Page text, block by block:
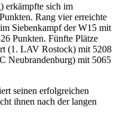
erkämpfte sich im
Rang vier erreichte
Siebenkampf der W15 mit
Punkten. Fünfte Plätze
(1. LAV Rostock) mit 5208
Neubrandenburg) mit 5065
seinen erfolgreichen
ihnen nach der langen